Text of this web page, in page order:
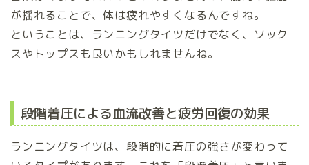
が揺れることで、体は疲れやすくなるんですね。
ということは、ランニングタイツだけでなく、ソック
スやトップスも良いかもしれませんね。
段階着圧による血流改善と疲労回復の効果
ランニングタイツは、段階的に着圧の強さが変わって